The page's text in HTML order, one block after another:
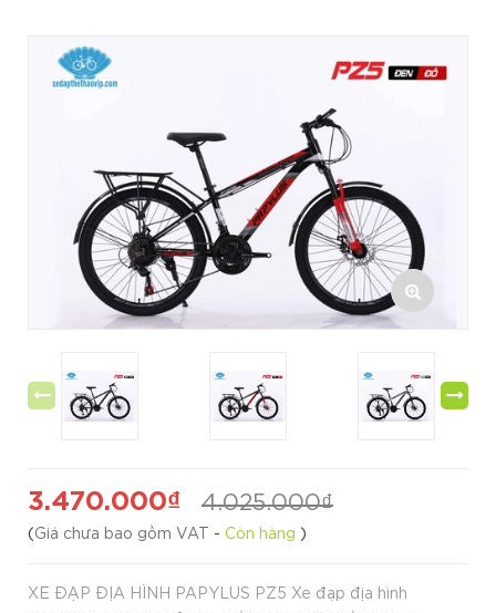
3.470.000₫ 4.025.000₫
( Giá chưa bao gồm VAT - Còn hàng )
XE ĐẠP ĐỊA HÌNH PAPYLUS PZ5 Xe đạp địa hình